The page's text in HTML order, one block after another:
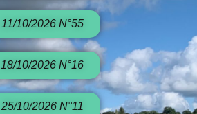
11/10/2026 N°55
18/10/2026 N°16
25/10/2026 N°11